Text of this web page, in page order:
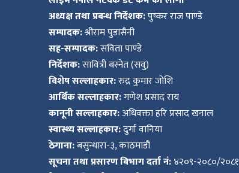
अध्यक्ष तथा प्रबन्ध निर्देशक:पुष्कर राज पाण्डे
सम्पादक:श्रीराम पुडासैनी
सह-सम्पादक:सविता पाण्डे
निर्देशक:सावित्री बस्नेत (सवु)
विशेष सल्लाहकार:रुद्र कुमार जोशि
आर्थिक सल्लाहकार:गणेश प्रसाद राय
कानूनी सल्लाहकार:अधिवक्ता हरि प्रसाद खनाल
स्वास्थ्य सल्लाहकार:दुर्गा वानिया
ठेगाना:बसुन्धारा-३, काठमाडौं
सूचना तथा प्रसारण बिभाग दर्ता नं:४२०९-२०८०/२०८१